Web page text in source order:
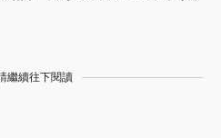
繼續往下閱讀